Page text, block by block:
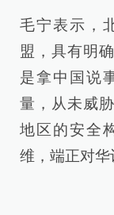
毛宁表示，
盟，具有明
是拿中国说
量，从未威
地区的安全
维，端正对华